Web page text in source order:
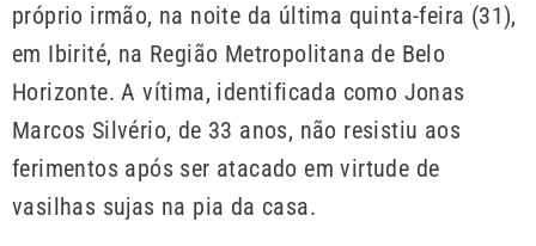
próprio irmão, na noite da última quinta-feira (31),
em Ibirité, na Região Metropolitana de Belo
Horizonte. A vítima, identificada como Jonas
Marcos Silvério, de 33 anos, não resistiu aos
ferimentos após ser atacado em virtude de
vasilhas sujas na pia da casa.